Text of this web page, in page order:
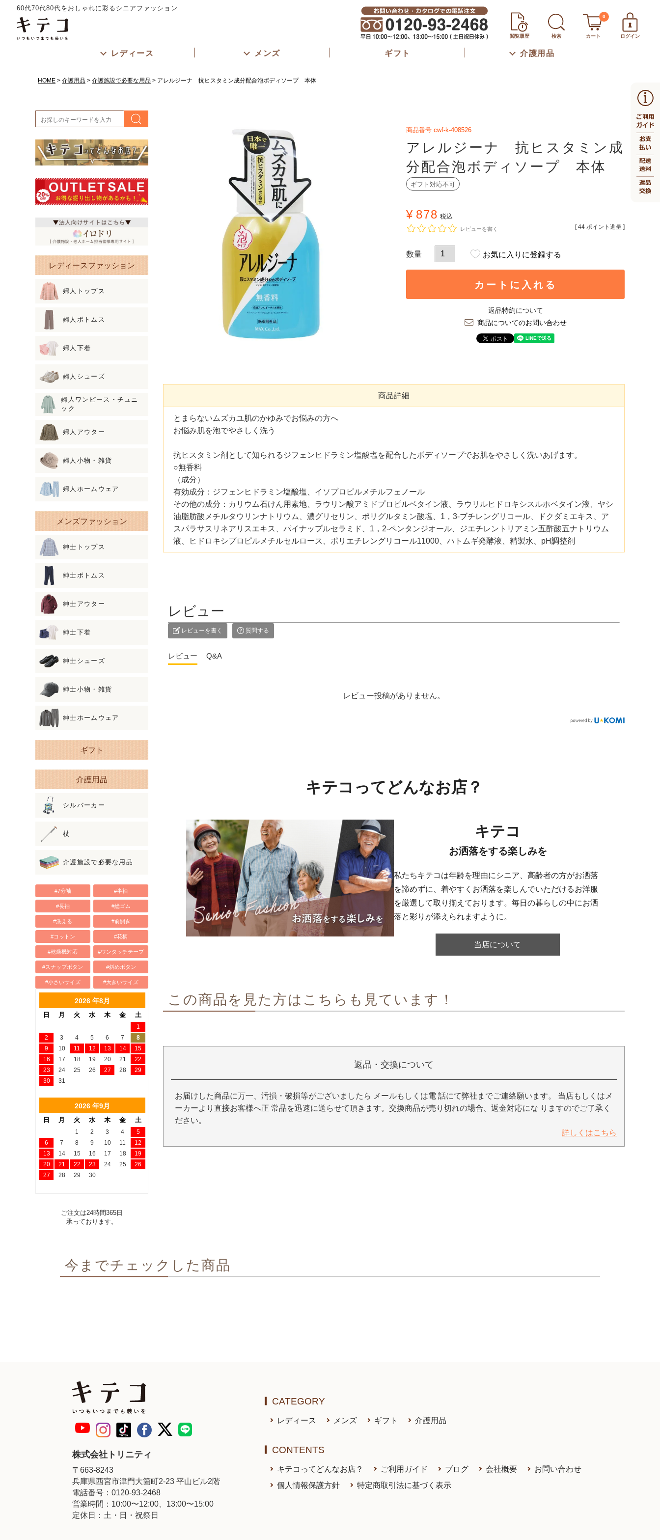
60代70代80代をおしゃれに彩るシニアファッション
閲覧履歴 検索 カート
0
ログイン
レディース メンズ ギフト 介護用品
HOME 介護用品 介護施設で必要な用品 アレルジーナ 抗ヒスタミン成分配合泡ボディソープ 本体
レディースファッション
婦人トップス
婦人ボトムス
婦人下着
婦人シューズ
婦人ワンピース・チュニ
ック
婦人アウター
婦人小物・雑貨
婦人ホームウェア
メンズファッション
紳士トップス
紳士ボトムス
紳士アウター
紳士下着
紳士シューズ
紳士小物・雑貨
紳士ホームウェア
ギフト
介護用品
シルバーカー
杖
介護施設で必要な用品
#7分袖 #半袖
#長袖 #総ゴム
#洗える #前開き
#コットン #花柄
#乾燥機対応 #ワンタッチテープ
#スナップボタン #斜めボタン
#小さいサイズ #大きいサイズ
2026 年8月
日 月 火 水 木 金 土
1
2
3 4 5 6 7
8
9
10 11 12 13 14
15
16
17 18 19 20 21
22
23
24 25 26 27 28
29
30
31
2026 年9月
日 月 火 水 木 金 土
1 2 3 4
5
6
7 8 9 10 11
12
13
14 15 16 17 18
19
20
21 22 23 24 25
26
27
28 29 30
ご注文は24時間365日
承っております。
商品番号 cwf-k-408526
アレルジーナ 抗ヒスタミン成
分配合泡ボディソープ 本体
ギフト対応不可
¥ 878 税込
[ 44 ポイント進呈 ]
レビューを書く
お気に入りに登録する
カートに入れる
返品特約について
商品についてのお問い合わせ
商品詳細
とまらないムズカユ肌のかゆみでお悩みの方へ
お悩み肌を泡でやさしく洗う
抗ヒスタミン剤として知られるジフェンヒドラミン塩酸塩を配合したボディソープでお肌をやさしく洗いあげます。
○無香料
（成分）
有効成分：ジフェンヒドラミン塩酸塩、イソプロピルメチルフェノール
その他の成分：カリウム石けん用素地、ラウリン酸アミドプロピルベタイン液、ラウリルヒドロキシスルホベタイン液、ヤシ
油脂肪酸メチルタウリンナトリウム、濃グリセリン、ポリグルタミン酸塩、1，3-ブチレングリコール、ドクダミエキス、ア
スパラサスリネアリスエキス、パイナップルセラミド、1，2-ペンタンジオール、ジエチレントリアミン五酢酸五ナトリウム
液、ヒドロキシプロピルメチルセルロース、ポリエチレングリコール11000、ハトムギ発酵液、精製水、pH調整剤
レビュー
レビューを書く 質問する
レビュー Q&A
レビュー投稿がありません。
キテコってどんなお店？
キテコ
お洒落をする楽しみを
私たちキテコは年齢を理由にシニア、高齢者の方がお洒落
を諦めずに、着やすくお洒落を楽しんでいただけるお洋服
を厳選して取り揃えております。毎日の暮らしの中にお洒
落と彩りが添えられますように。
当店について
この商品を見た方はこちらも見ています！
返品・交換について
お届けした商品に万一、汚損・破損等がございましたら メールもしくは電 話にて弊社までご連絡願います。 当店もしくはメ
ーカーより直接お客様へ正 常品を迅速に送らせて頂きます。交換商品が売り切れの場合、返金対応にな りますのでご了承く
ださい。
詳しくはこちら
今までチェックした商品
株式会社トリニティ
〒663-8243
兵庫県西宮市津門大箇町2-23 平山ビル2階
電話番号：0120-93-2468
営業時間：10:00〜12:00、13:00〜15:00
定休日：土・日・祝祭日
CATEGORY
レディース メンズ ギフト 介護用品
CONTENTS
キテコってどんなお店？ ご利用ガイド ブログ 会社概要
お問い合わせ
個人情報保護方針
特定商取引法に基づく表示